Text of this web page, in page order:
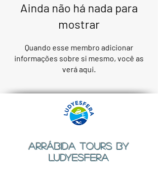
Ainda não há nada para
mostrar
Quando esse membro adicionar
informações sobre si mesmo, você as
verá aqui.
ARRÁBIDA TOURS BY
LUDYESFERA